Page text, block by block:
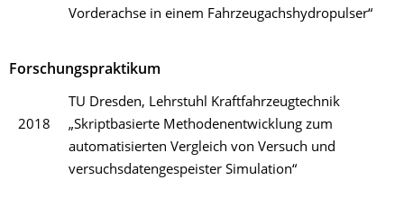
Vorderachse in einem Fahrzeugachshydropulser“
Forschungspraktikum
2018
TU Dresden, Lehrstuhl Kraftfahrzeugtechnik
„Skriptbasierte Methodenentwicklung zum
automatisierten Vergleich von Versuch und
versuchsdatengespeister Simulation“